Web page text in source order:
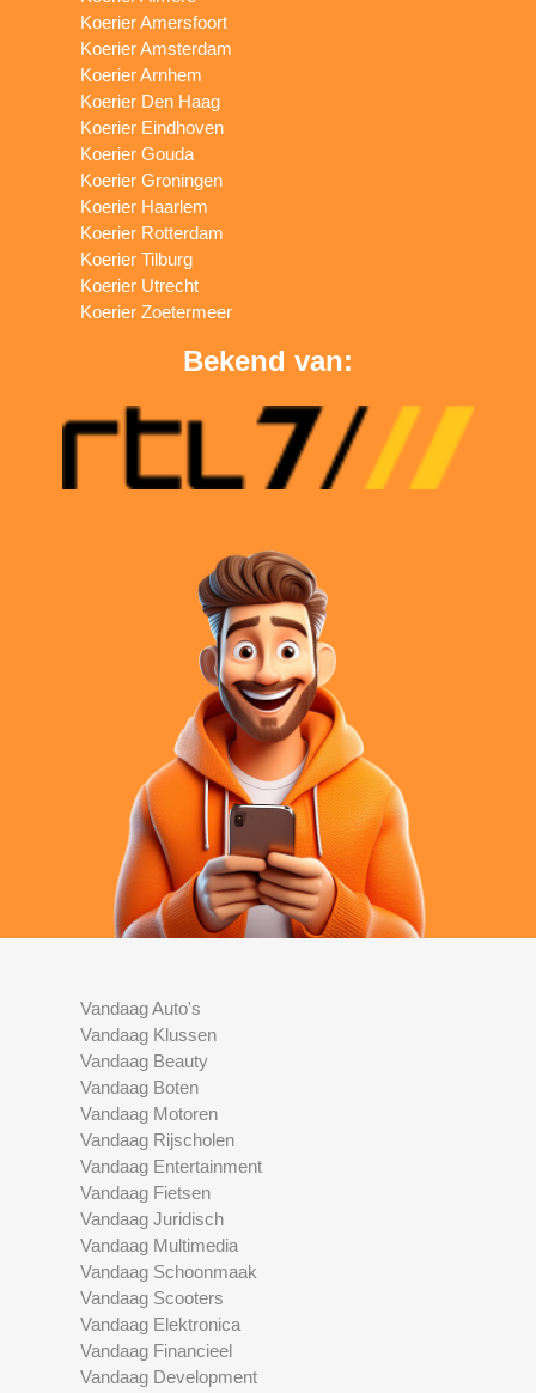
Koerier Amersfoort
Koerier Amsterdam
Koerier Arnhem
Koerier Den Haag
Koerier Eindhoven
Koerier Gouda
Koerier Groningen
Koerier Haarlem
Koerier Rotterdam
Koerier Tilburg
Koerier Utrecht
Koerier Zoetermeer
Bekend van:
Vandaag Auto's
Vandaag Klussen
Vandaag Beauty
Vandaag Boten
Vandaag Motoren
Vandaag Rijscholen
Vandaag Entertainment
Vandaag Fietsen
Vandaag Juridisch
Vandaag Multimedia
Vandaag Schoonmaak
Vandaag Scooters
Vandaag Elektronica
Vandaag Financieel
Vandaag Development